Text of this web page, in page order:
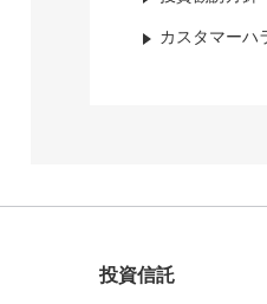
カスタマーハ
投資信託